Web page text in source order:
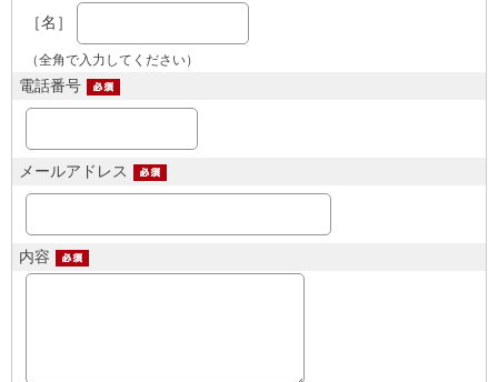
［名］
（全角で入力してください）
電話番号
メールアドレス
内容